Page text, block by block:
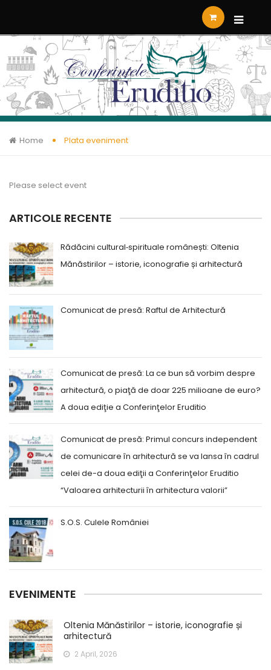
Home Plata eveniment
Please select event
ARTICOLE RECENTE
Rădăcini cultural‑spirituale românești: Oltenia
Mănăstirilor – istorie, iconografie și arhitectură
Comunicat de presă: Raftul de Arhitectură
Comunicat de presă: La ce bun să vorbim despre
arhitectură, o piaţă de doar 225 milioane de euro?
A doua ediţie a Conferinţelor Eruditio
Comunicat de presă: Primul concurs independent
de comunicare în arhitectură se va lansa în cadrul
celei de-a doua ediţii a Conferinţelor Eruditio
“Valoarea arhitecturii în arhitectura valorii”
S.O.S. Culele României
EVENIMENTE
Oltenia Mănăstirilor – istorie, iconografie și
arhitectură
2 April, 2026